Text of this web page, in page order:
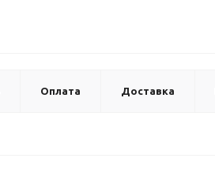
Оплата Доставка